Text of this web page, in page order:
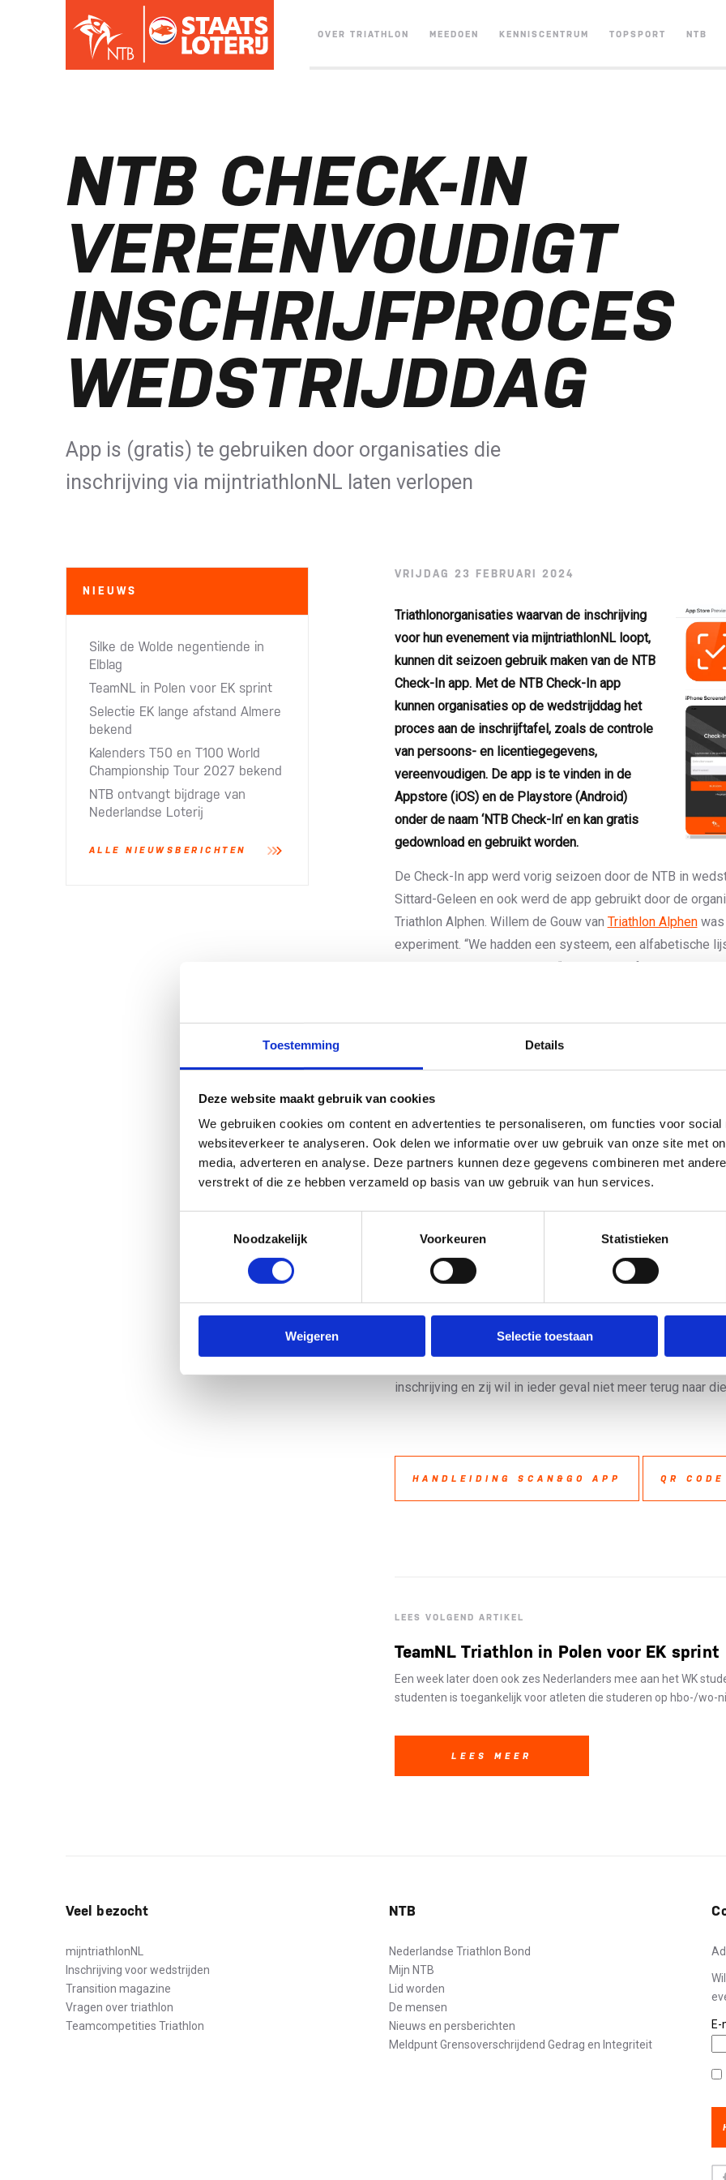
Toestemming Details
Deze website maakt gebruik van cookies
We gebruiken cookies om content en advertenties te personaliseren, om functies voor social
websiteverkeer te analyseren. Ook delen we informatie over uw gebruik van onze site met
media, adverteren en analyse. Deze partners kunnen deze gegevens combineren met
verstrekt of die ze hebben verzameld op basis van uw gebruik van hun services.
Noodzakelijk
Voorkeuren Statistieken
Weigeren Selectie toestaan
OVER TRIATHLON MEEDOEN KENNISCENTRUM TOPSPORT NTB
NTB CHECK-IN
VEREENVOUDIGT
INSCHRIJFPROCES
WEDSTRIJDDAG
App is (gratis) te gebruiken door organisaties die
inschrijving via mijntriathlonNL laten verlopen
NIEUWS
Silke de Wolde negentiende in
Elblag
TeamNL in Polen voor EK sprint
Selectie EK lange afstand Almere
bekend
Kalenders T50 en T100 World
Championship Tour 2027 bekend
NTB ontvangt bijdrage van
Nederlandse Loterij​
ALLE NIEUWSBERICHTEN
VRIJDAG 23 FEBRUARI 2024
Triathlonorganisaties waarvan de inschrijving
voor hun evenement via mijntriathlonNL loopt,
kunnen dit seizoen gebruik maken van de NTB
Check-In app. Met de NTB Check-In app
kunnen organisaties op de wedstrijddag het
proces aan de inschrijftafel, zoals de controle
van persoons- en licentiegegevens,
vereenvoudigen. De app is te vinden in de
Appstore (iOS) en de Playstore (Android)
onder de naam ‘NTB Check-In’ en kan gratis
gedownload en gebruikt worden.
De Check-In app werd vorig seizoen door de NTB in
Sittard-Geleen en ook werd de app gebruikt door de
Triathlon Alphen. Willem de Gouw van Triathlon Alphenwas
experiment. “We hadden een systeem, een alfabetische
dat prima werkte”, vertelt hij. “Maar achteraf kan ik
Om gebruik te kunnen maken van de Check-In app moet
Op de wedstrijddag zelf heb je een smartphone of tablet
een internetverbinding.
Organisaties kunnen met de NTB Check-In app
nemen op de wedstrijddag de QR-code van de
van de organisatie scant de code en checkt of de
deelnemer heeft (startnummers moeten hiervoor
alles klopt op ‘deelname bevestigen’. Als organisatie
al ingecheckt zijn en hoeveel er nog ontbreken.
In Alphen aan den Rijn werken ze ook dit jaar weer met
ik wel wat beren op de weg. Ons evenement is
niet lastig? En wat doen we als iemand die code niet bij
Ik had mijn ordner dan ook klaar liggen voor het geval
klein aantal deelnemers dat ik handmatig in het systeem
allemaal heel soepel. Mijn vrouw was een van de
inschrijving en zij wil in ieder geval niet meer terug naar
HANDLEIDING SCAN&GO APP QR
LEES VOLGEND ARTIKEL
TeamNL Triathlon in Polen voor EK sprint
Een week later doen ook zes Nederlanders mee aan het WK
studenten is toegankelijk voor atleten die studeren op hbo-/wo-
LEES MEER
Veel bezocht
mijntriathlonNL
Inschrijving voor wedstrijden
Transition magazine
Vragen over triathlon
Teamcompetities Triathlon
NTB
Nederlandse Triathlon Bond
Mijn NTB
Lid worden
De mensen
Nieuws en persberichten
Meldpunt Grensoverschrijdend Gedrag en Integriteit